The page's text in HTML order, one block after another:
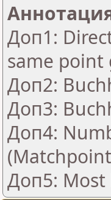
Доп1:
same point
Доп2:
Доп3:
Доп4:
Доп5: Most